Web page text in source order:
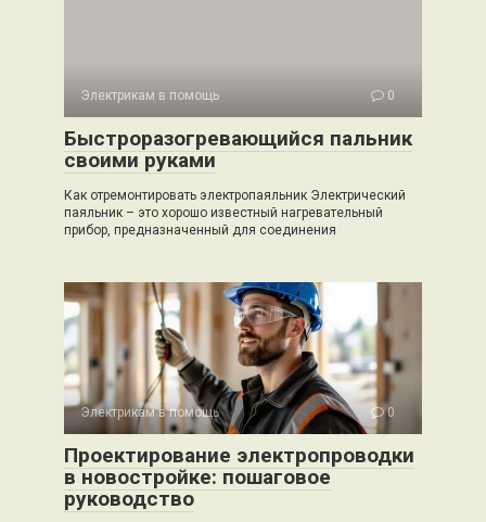
Электрикам в помощь 0
Быстроразогревающийся пальник
своими руками
Как отремонтировать электропаяльник Электрический
паяльник – это хорошо известный нагревательный
прибор, предназначенный для соединения
Электрикам в помощь 0
Проектирование электропроводки
в новостройке: пошаговое
руководство